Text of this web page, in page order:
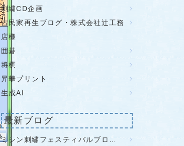
刺繍CD企画
古民家再生ブログ・株式会社辻工務
店様
囲碁
将棋
昇華プリント
生成AI
最新ブログ
ミシン刺繡フェスティバルブロ…